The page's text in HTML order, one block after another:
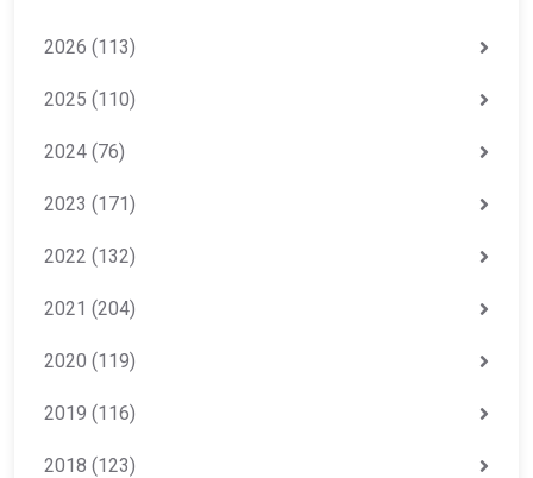
2026 (113)
2025 (110)
2024 (76)
2023 (171)
2022 (132)
2021 (204)
2020 (119)
2019 (116)
2018 (123)